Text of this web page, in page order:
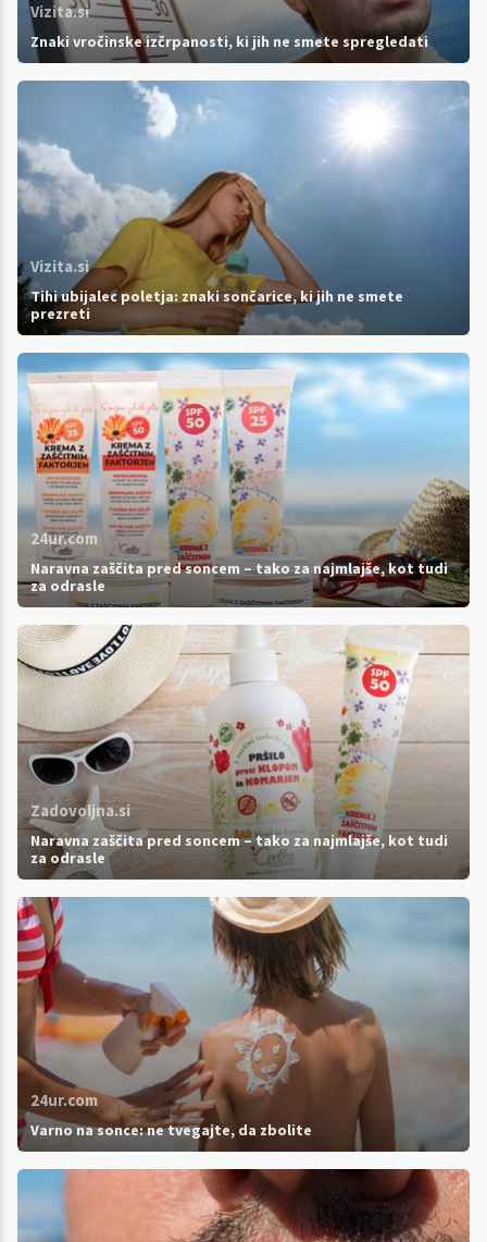
Vizita.si
Znaki vročinske izčrpanosti, ki jih ne smete spregledati
Vizita.si
Tihi ubijalec poletja: znaki sončarice, ki jih ne smete
prezreti
24ur.com
Naravna zaščita pred soncem – tako za najmlajše, kot tudi
za odrasle
Zadovoljna.si
Naravna zaščita pred soncem – tako za najmlajše, kot tudi
za odrasle
24ur.com
Varno na sonce: ne tvegajte, da zbolite